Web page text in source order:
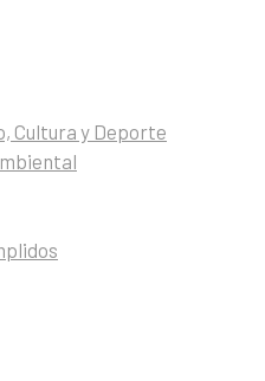
Cultura y Deporte